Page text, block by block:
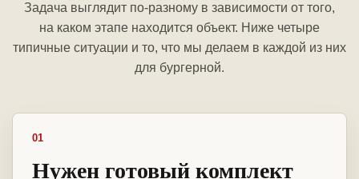
Задача выглядит по-разному в зависимости от того,
на каком этапе находится объект. Ниже четыре
типичные ситуации и то, что мы делаем в каждой из них
для бургерной.
01
Нужен готовый комплект